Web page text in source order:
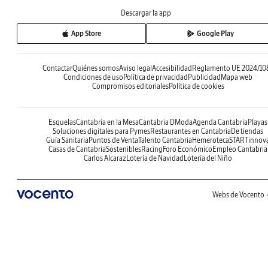
Descargar la app
App Store Google Play
ContactarQuiénes somosAviso legal Accesibilidad Reglamento UE 2024/
Condiciones de uso Política de privacidad Publicidad Mapa web
Compromisos editorialesPolítica de cookies
EsquelasCantabria en la MesaCantabria DModaAgenda Cantabria Playas
Soluciones digitales para PymesRestaurantes en Cantabria De tiendas
Guía Sanitaria Puntos de VentaTalento Cantabria Hemeroteca
Casas de CantabriaSosteniblesRacing Foro Económico Empleo Cantabria
Carlos Alcaraz Lotería de Navidad Lotería del Niño
Webs de Vocento